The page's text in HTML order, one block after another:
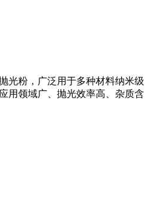
光粉，广泛用于多种材料纳米级
用领域广、抛光效率高、杂质含